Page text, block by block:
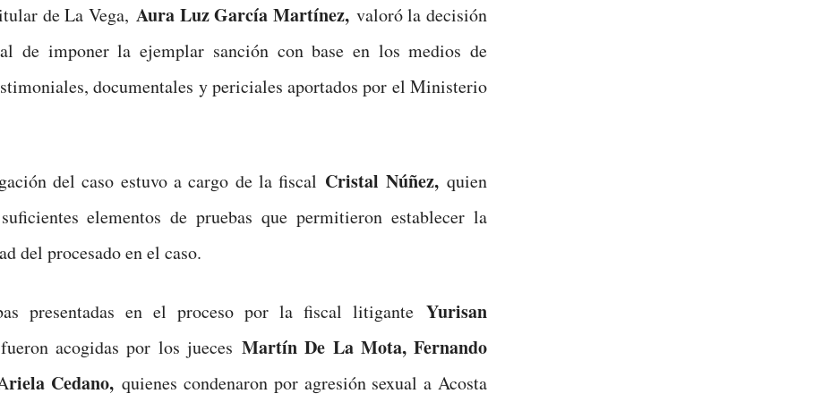
de La Vega, Aura Luz García Martínez,valoró la decisión
de imponer la ejemplar sanción con base en los medios de
documentales y periciales aportados por el Ministerio
del caso estuvo a cargo de la fiscal Cristal Núñez,quien
elementos de pruebas que permitieron establecer la
del procesado en el caso.
presentadas en el proceso por la fiscal litiganteYurisan
acogidas por los juecesMartín De La Mota, Fernando
riela Cedano, quienes condenaron por agresión sexual a Acosta